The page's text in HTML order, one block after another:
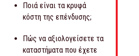
Ποιά είναι τα κρυφά
κόστη της επένδυσης;
Πώς να αξιολογείσετε τα
καταστήματα που έχετε